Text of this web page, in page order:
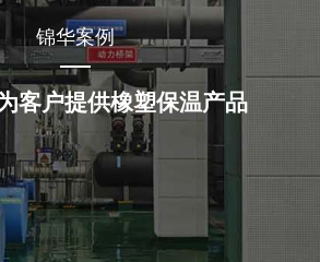
锦华案例
客户提供橡塑保温产品